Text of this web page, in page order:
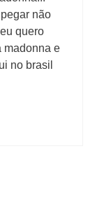
não
quero
madonna e
no brasil